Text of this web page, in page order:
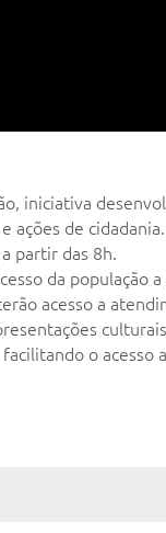
iniciativa
ações de cidadania.
partir das 8h.
da população
acesso a
o acesso